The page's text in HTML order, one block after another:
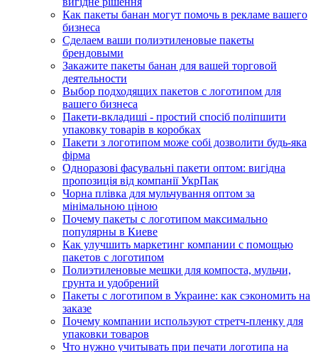
Как пакеты банан могут помочь в рекламе вашего
бизнеса
Сделаем ваши полиэтиленовые пакеты
брендовыми
Закажите пакеты банан для вашей торговой
деятельности
Выбор подходящих пакетов с логотипом для
вашего бизнеса
Пакети-вкладиші - простий спосіб поліпшити
упаковку товарів в коробках
Пакети з логотипом може собі дозволити будь-яка
фірма
Одноразові фасувальні пакети оптом: вигідна
пропозиція від компанії УкрПак
Чорна плівка для мульчування оптом за
мінімальною ціною
Почему пакеты с логотипом максимально
популярны в Киеве
Как улучшить маркетинг компании с помощью
пакетов с логотипом
Полиэтиленовые мешки для компоста, мульчи,
грунта и удобрений
Пакеты с логотипом в Украине: как сэкономить на
заказе
Почему компании используют стретч-пленку для
упаковки товаров
Что нужно учитывать при печати логотипа на